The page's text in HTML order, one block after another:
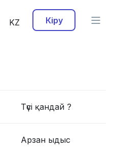
KZ Кіру
Түсі қандай ?
Арзан ыдыс